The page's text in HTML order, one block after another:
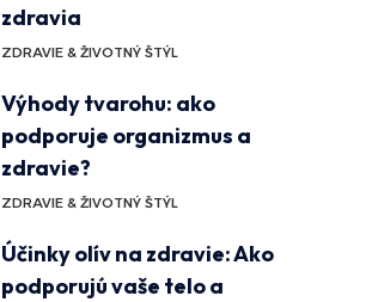
zdravia
ZDRAVIE & ŽIVOTNÝ ŠTÝL
Výhody tvarohu: ako
podporuje organizmus a
zdravie?
ZDRAVIE & ŽIVOTNÝ ŠTÝL
Účinky olív na zdravie: Ako
podporujú vaše telo a